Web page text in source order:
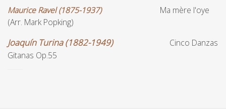
Maurice Ravel (1875-1937)
Ma mère l'oye
(Arr. Mark Popking)
Joaquín Turina (1882-1949)
Cinco Danzas
Gitanas Op.55